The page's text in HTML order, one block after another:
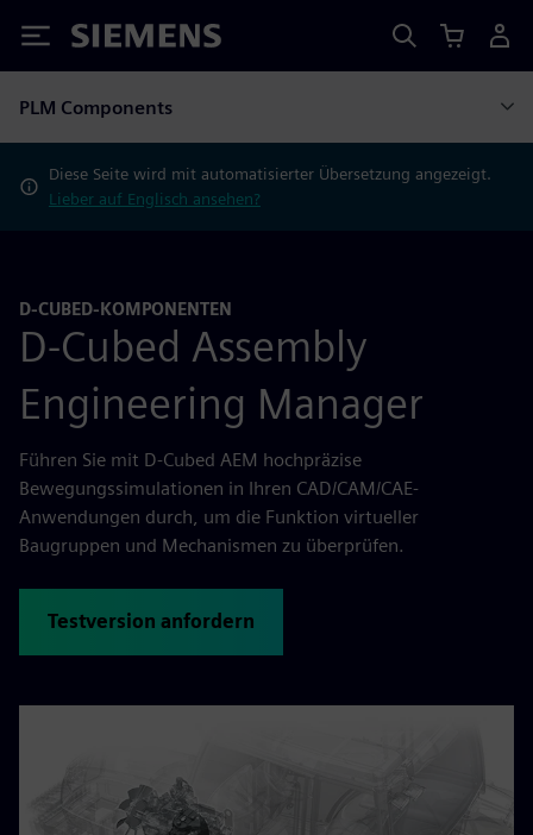
Siemens
PLM Components
Diese Seite wird mit automatisierter Übersetzung angezeigt.
Lieber auf Englisch ansehen?
D-CUBED-KOMPONENTEN
D-Cubed Assembly
Engineering Manager
Führen Sie mit D-Cubed AEM hochpräzise
Bewegungssimulationen in Ihren CAD/CAM/CAE-
Anwendungen durch, um die Funktion virtueller
Baugruppen und Mechanismen zu überprüfen.
Testversion anfordern